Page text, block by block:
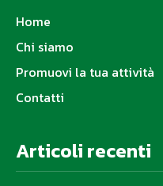
Home
Chi siamo
Promuovi la tua attività
Contatti
Articoli recenti